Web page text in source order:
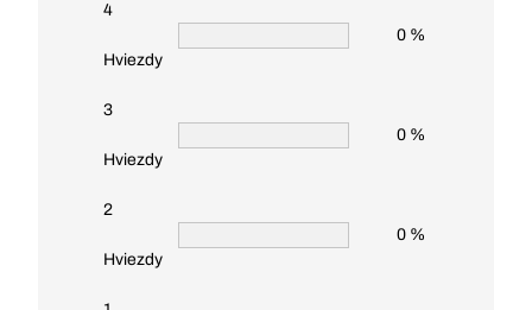
4
Hviezdy
0 %
3
Hviezdy
0 %
2
Hviezdy
0 %